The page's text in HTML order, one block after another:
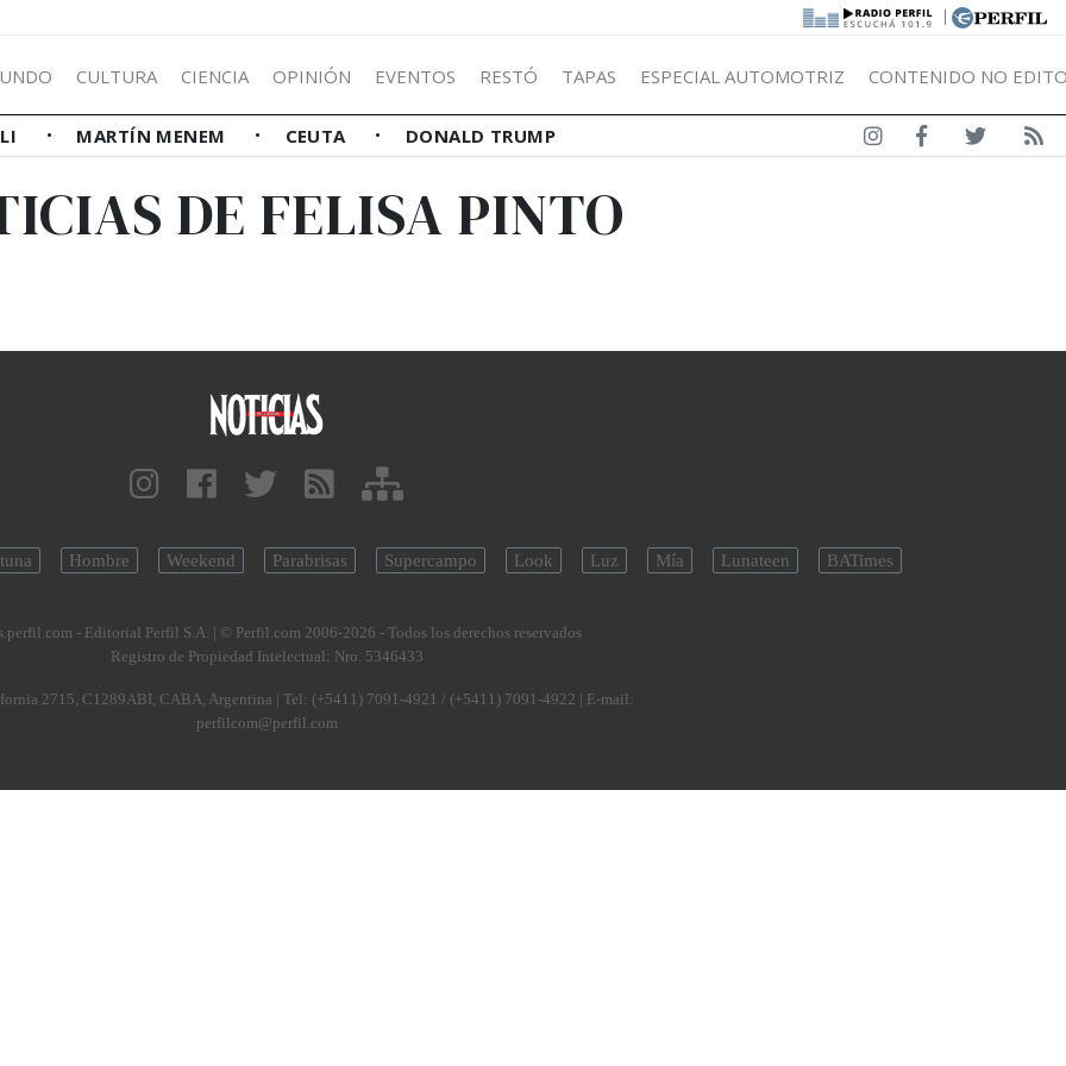
|
CULTURA CIENCIA OPINIÓN EVENTOS RESTÓ TAPAS ESPECIAL AUTOMOTRIZ CONTENIDO NO
MARTÍN MENEM CEUTA DONALD TRUMP
DE FELISA PINTO
Hombre Weekend Parabrisas Supercampo Look Luz Mía Lunateen BATimes
- Editorial Perfil S.A. | © Perfil.com 2006-2026 - Todos los derechos reservados
Registro de Propiedad Intelectual: Nro. 5346433
2715, C1289ABI, CABA, Argentina | Tel: (+5411) 7091-4921 / (+5411) 7091-4922 | E-mail:
perfilcom@perfil.com